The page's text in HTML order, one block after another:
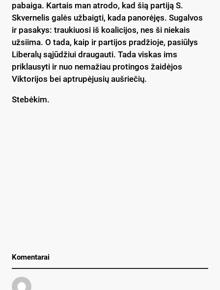
pabaiga. Kartais man atrodo, kad šią partiją S.
Skvernelis galės užbaigti, kada panorėjęs. Sugalvos
ir pasakys: traukiuosi iš koalicijos, nes ši niekais
užsiima. O tada, kaip ir partijos pradžioje, pasiūlys
Liberalų sąjūdžiui draugauti. Tada viskas ims
priklausyti ir nuo nemažiau protingos žaidėjos
Viktorijos bei aptrupėjusių aušriečių.
Stebėkim.
Komentarai